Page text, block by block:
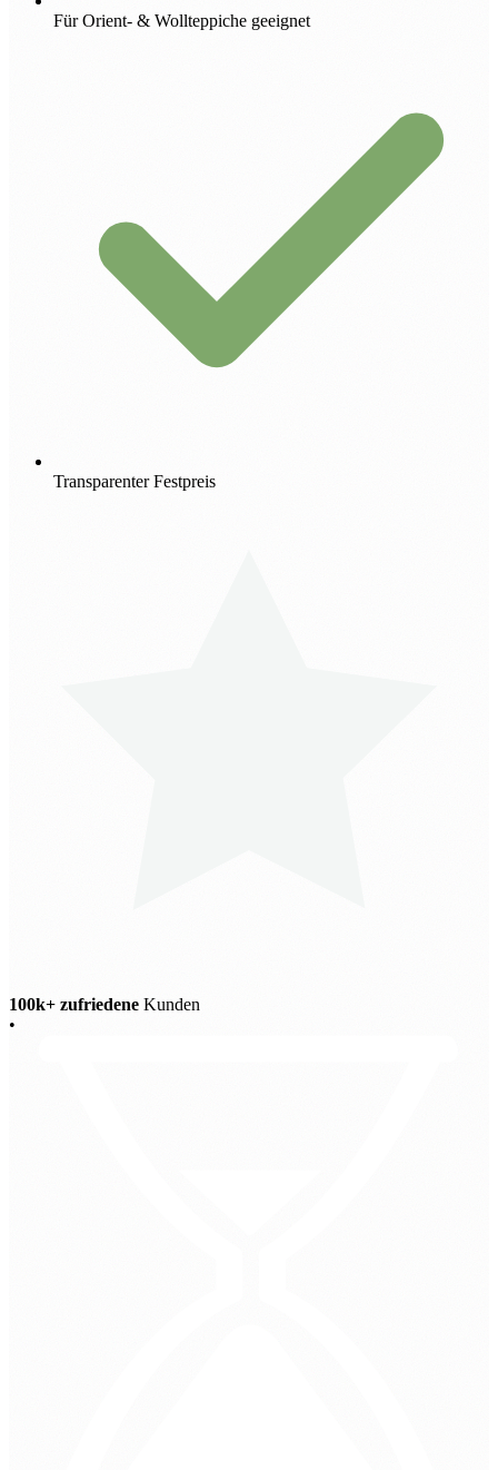
Für Orient- & Wollteppiche geeignet
Transparenter Festpreis
100k+ zufriedene Kunden
•